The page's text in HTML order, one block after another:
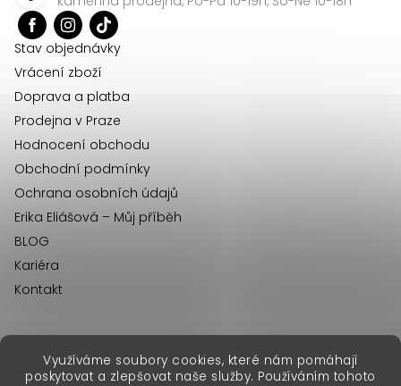
Využíváme soubory cookies, které nám pomáhají
poskytovat a zlepšovat naše služby. Používáním tohoto
Stav objednávky
Vrácení zboží
Doprava a platba
Prodejna v Praze
Hodnocení obchodu
Obchodní podmínky
Ochrana osobních údajů
Erika Eliášová – Můj příběh
BLOG
Kariéra
Kontakt
erikafashion.sk